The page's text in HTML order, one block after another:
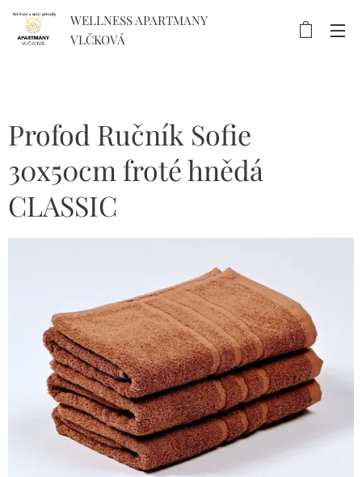
WELLNESS APARTMANY
VLČKOVÁ
Profod Ručník Sofie
30x50cm froté hnědá
CLASSIC